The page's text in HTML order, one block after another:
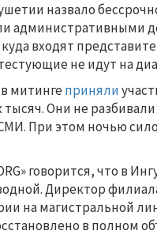
назвало
административными
входят
не идут на
митинге приняли
тысяч. Они не
При этом ночью
говорится, что в
Директор
на магистральной
в полном